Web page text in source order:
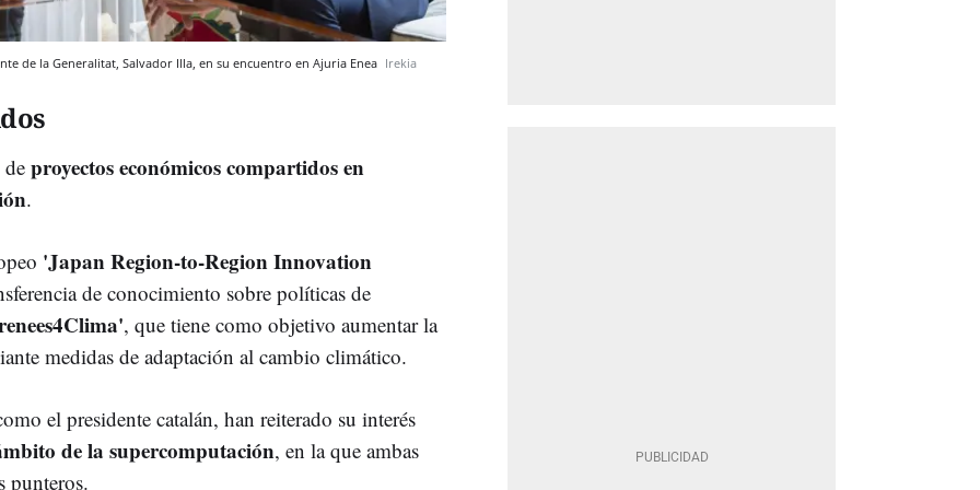
de la Generalitat, Salvador Illa, en su encuentro en Ajuria Enea Irekia
proyectos económicos compartidos en
.
'Japan Region-to-Region Innovation
de conocimiento sobre políticas de
, que tiene como objetivo aumentar la
medidas de adaptación al cambio climático.
el presidente catalán, han reiterado su interés
de la supercomputación, en la que ambas
punteros.